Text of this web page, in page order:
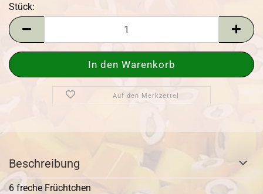
Stück:
Stück
Auf den Merkzettel
Beschreibung
6 freche Früchtchen